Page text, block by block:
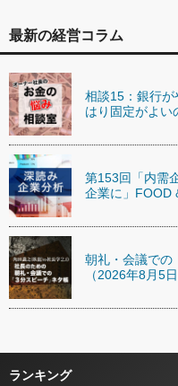
最新の経営コラム
相談15：銀行
はり固定がよい
第153回「内需
企業に」FOOD
朝礼・会議での
（2026年8月5日
ランキング